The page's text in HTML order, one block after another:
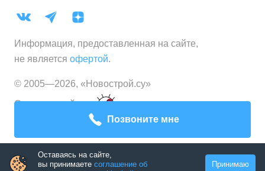
Позвоните мне
Информация, предоставленная на сайте,
не является офертой.
© 2005—2026, «Новострой.су»
Создание сайта
Оставаясь на сайте,
вы принимаете соглашение об
Принимаю